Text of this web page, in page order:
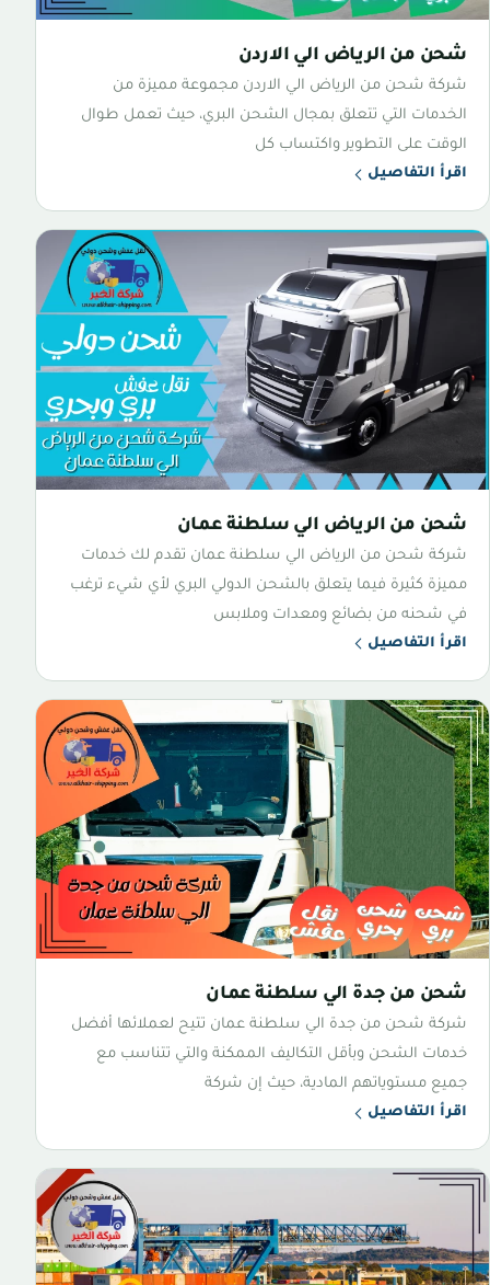
شحن من الرياض الي الاردن
شركة شحن من الرياض الي الاردن مجموعة مميزة من
الخدمات التي تتعلق بمجال الشحن البري، حيث تعمل طوال
الوقت على التطوير واكتساب كل
اقرأ التفاصيل
شحن من الرياض الي سلطنة عمان
شركة شحن من الرياض الي سلطنة عمان تقدم لك خدمات
مميزة كثيرة فيما يتعلق بالشحن الدولي البري لأي شيء ترغب
في شحنه من بضائع ومعدات وملابس
اقرأ التفاصيل
شحن من جدة الي سلطنة عمان
شركة شحن من جدة الي سلطنة عمان تتيح لعملائها أفضل
خدمات الشحن وبأقل التكاليف الممكنة والتي تتناسب مع
جميع مستوياتهم المادية، حيث إن شركة
اقرأ التفاصيل